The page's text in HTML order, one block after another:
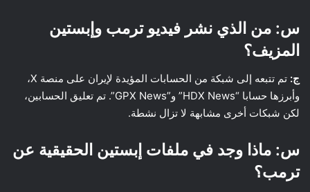
س: من الذي نشر فيديو ترمب وإبستين
المزيف؟
ج:
تم تتبعه إلى شبكة من الحسابات المؤيدة لإيران على منصة X،
وأبرزها حسابا “HDX News” و”GPX News”. تم تعليق الحسابين،
لكن شبكات أخرى مشابهة لا تزال نشطة.
س: ماذا وجد في ملفات إبستين الحقيقية عن
ترمب؟